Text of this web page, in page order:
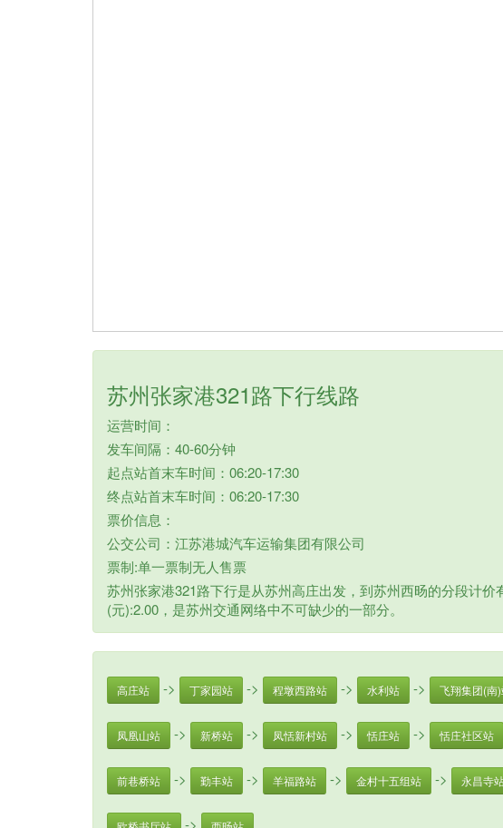
苏州张家港321路下行线路
运营时间：
发车间隔：40-60分钟
起点站首末车时间：06:20-17:30
终点站首末车时间：06:20-17:30
票价信息：
公交公司：江苏港城汽车运输集团有限公司
票制:单一票制无人售票
苏州张家港321路下行是从苏州高庄出发，到苏州西旸的分段计
(元):2.00，是苏州交通网络中不可缺少的一部分。
高庄站 -> 丁家园站 -> 程墩西路站 -> 水利站 -> 飞翔集团(南
凤凰山站 -> 新桥站 -> 凤恬新村站 -> 恬庄站 -> 恬庄社区站
前巷桥站 -> 勤丰站 -> 羊福路站 -> 金村十五组站 -> 永昌寺
->